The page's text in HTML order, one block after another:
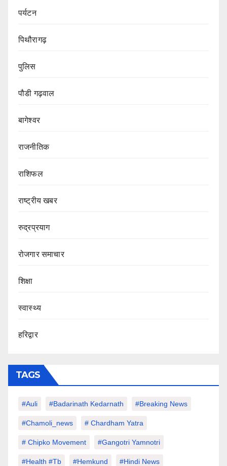
पर्यटन
पिथौरागढ़
पुलिस
पौडी गढ़वाल
बागेश्वर
राजनीतिक
राशिफल
राष्ट्रीय खबर
रुद्रप्रयाग
रोजगार समाचार
शिक्षा
स्वास्थ्य
हरिद्वार
TAGS
#auli #Badarinath Kedarnath #Breaking News
#chamoli_news # Chardham Yatra
# Chipko Movement #Gangotri Yamnotri
#Health #tb #hemkund #hindi News